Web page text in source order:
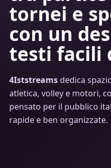
tornei e
con un
testi facili
4Iststreamsdedica
atletica, volley e motori,
pensato per il pubblico
rapide e ben organizzate.